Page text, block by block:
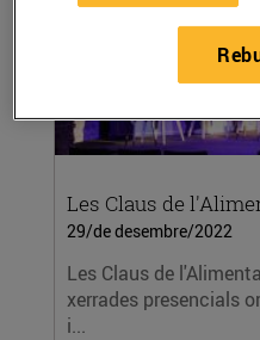
Les Claus de
29/de desembre/2022
Les Claus de
xerrades presencials
i...